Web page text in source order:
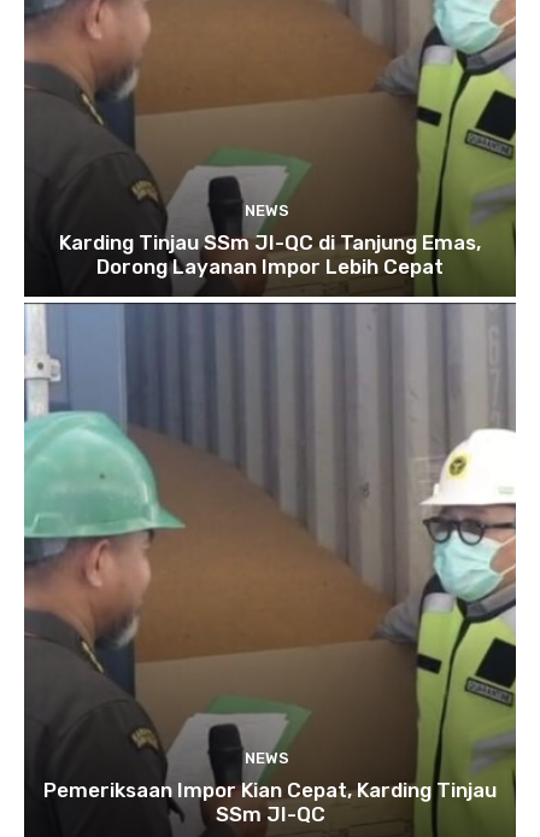
NEWS
Karding Tinjau SSm JI-QC di Tanjung Emas,
Dorong Layanan Impor Lebih Cepat
NEWS
Pemeriksaan Impor Kian Cepat, Karding Tinjau
SSm JI-QC